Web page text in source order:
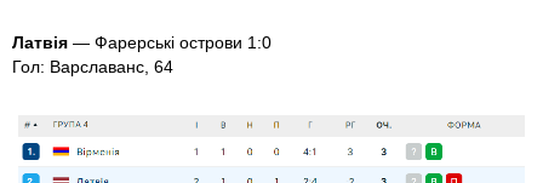
Латвія — Фарерські острови 1:0
Гол: Варславанс, 64